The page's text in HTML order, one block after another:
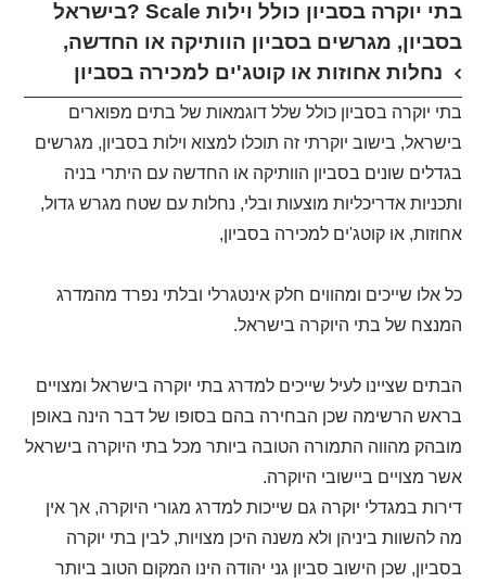
בישראל? Scale בתי יוקרה בסביון כולל וילות
בסביון, מגרשים בסביון הוותיקה או החדשה,
נחלות אחוזות או קוטג'ים למכירה בסביון
בתי יוקרה בסביון כולל שלל דוגמאות של בתים מפוארים
בישראל, בישוב יוקרתי זה תוכלו למצוא וילות בסביון, מגרשים
בגדלים שונים בסביון הוותיקה או החדשה עם היתרי בניה
ותכניות אדריכליות מוצעות ובלי, נחלות עם שטח מגרש גדול,
אחוזות, או קוטג'ים למכירה בסביון,
כל אלו שייכים ומהווים חלק אינטגרלי ובלתי נפרד מהמדרג
המנצח של בתי היוקרה בישראל.
הבתים שציינו לעיל שייכים למדרג בתי יוקרה בישראל ומצויים
בראש הרשימה שכן הבחירה בהם בסופו של דבר הינה באופן
מובהק מהווה התמורה הטובה ביותר מכל בתי היוקרה בישראל
אשר מצויים ביישובי היוקרה.
דירות במגדלי יוקרה גם שייכות למדרג מגורי היוקרה, אך אין
מה להשוות ביניהן ולא משנה היכן מצויות, לבין בתי יוקרה
בסביון, שכן הישוב סביון גני יהודה הינו המקום הטוב ביותר